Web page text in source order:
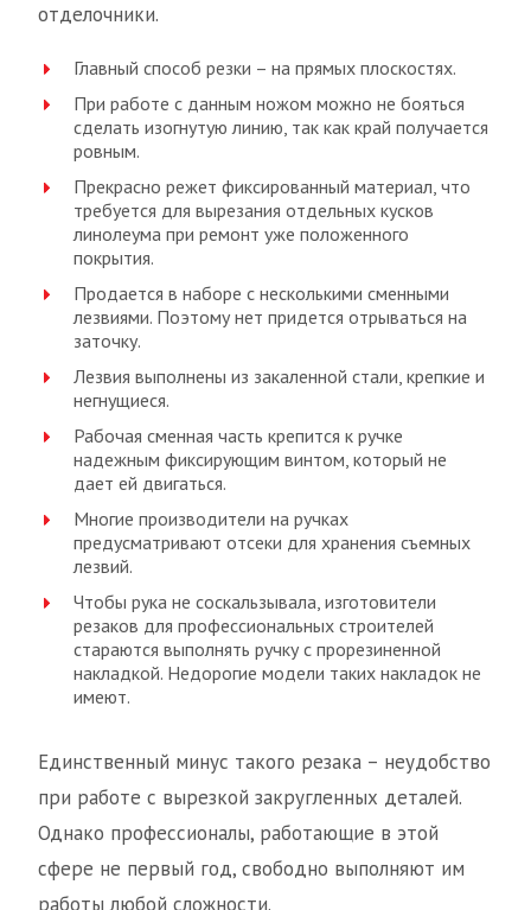
отделочники.
Главный способ резки – на прямых плоскостях.
При работе с данным ножом можно не бояться
сделать изогнутую линию, так как край получается
ровным.
Прекрасно режет фиксированный материал, что
требуется для вырезания отдельных кусков
линолеума при ремонт уже положенного
покрытия.
Продается в наборе с несколькими сменными
лезвиями. Поэтому нет придется отрываться на
заточку.
Лезвия выполнены из закаленной стали, крепкие и
негнущиеся.
Рабочая сменная часть крепится к ручке
надежным фиксирующим винтом, который не
дает ей двигаться.
Многие производители на ручках
предусматривают отсеки для хранения съемных
лезвий.
Чтобы рука не соскальзывала, изготовители
резаков для профессиональных строителей
стараются выполнять ручку с прорезиненной
накладкой. Недорогие модели таких накладок не
имеют.
Единственный минус такого резака – неудобство
при работе с вырезкой закругленных деталей.
Однако профессионалы, работающие в этой
сфере не первый год, свободно выполняют им
работы любой сложности.